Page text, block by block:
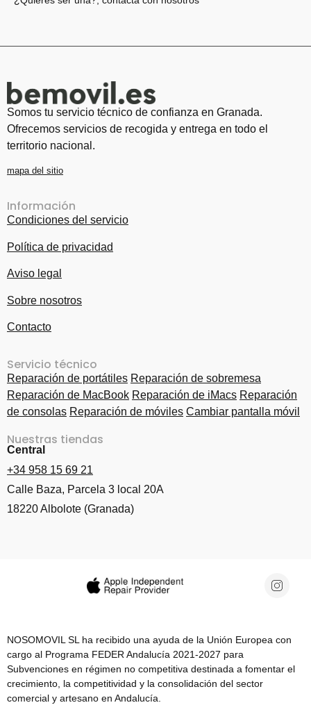
Somos tu servicio técnico de confianza en Granada.
Ofrecemos servicios de recogida y entrega en todo el
territorio nacional.
mapa del sitio
Información
Condiciones del servicio
Política de privacidad
Aviso legal
Sobre nosotros
Contacto
Servicio técnico
Reparación de portátiles Reparación de sobremesa
Reparación de MacBook Reparación de iMacs Reparación
de consolas Reparación de móviles Cambiar pantalla móvil
Nuestras tiendas
Central
+34 958 15 69 21
Calle Baza, Parcela 3 local 20A
18220 Albolote (Granada)
NOSOMOVIL SL ha recibido una ayuda de la Unión Europea con
cargo al Programa FEDER Andalucía 2021-2027 para
Subvenciones en régimen no competitiva destinada a fomentar el
crecimiento, la competitividad y la consolidación del sector
comercial y artesano en Andalucía.